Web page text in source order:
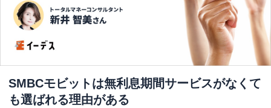
SMBCモビットは無利息期間サービスがなくて
も選ばれる理由がある